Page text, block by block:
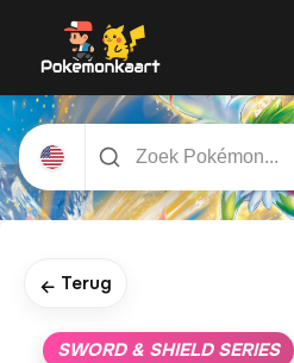
← Terug
SWORD & SHIELD SERIES